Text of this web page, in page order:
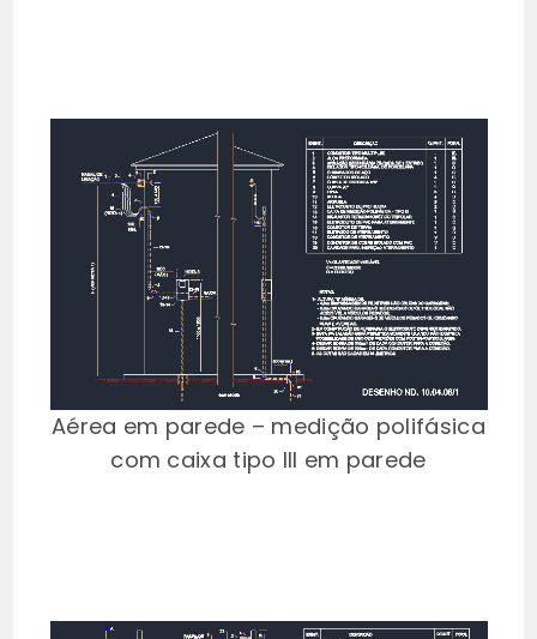
Aérea em parede – medição polifásica
com caixa tipo III em parede